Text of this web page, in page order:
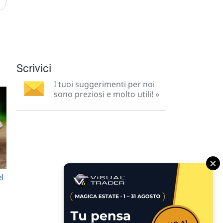
Scrivici
I tuoi suggerimenti per noi
sono preziosi e molto utili! »
×